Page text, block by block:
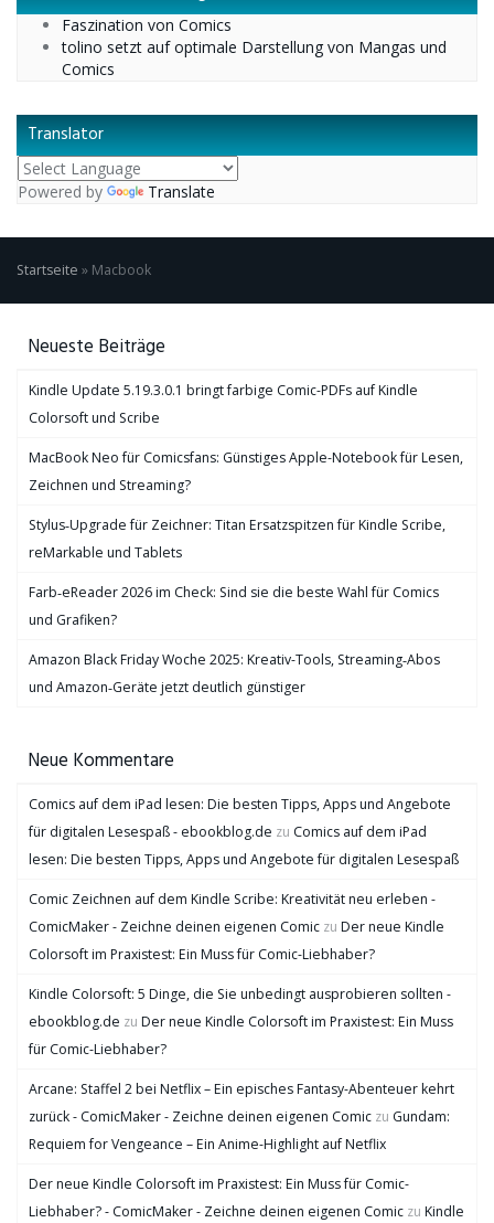
Faszination von Comics
tolino setzt auf optimale Darstellung von Mangas und
Comics
Translator
Powered by Translate
Startseite » Macbook
Neueste Beiträge
Kindle Update 5.19.3.0.1 bringt farbige Comic-PDFs auf Kindle
Colorsoft und Scribe
MacBook Neo für Comicsfans: Günstiges Apple-Notebook für Lesen,
Zeichnen und Streaming?
Stylus‑Upgrade für Zeichner: Titan Ersatzspitzen für Kindle Scribe,
reMarkable und Tablets
Farb‑eReader 2026 im Check: Sind sie die beste Wahl für Comics
und Grafiken?
Amazon Black Friday Woche 2025: Kreativ-Tools, Streaming‑Abos
und Amazon‑Geräte jetzt deutlich günstiger
Neue Kommentare
Comics auf dem iPad lesen: Die besten Tipps, Apps und Angebote
für digitalen Lesespaß - ebookblog.de zu Comics auf dem iPad
lesen: Die besten Tipps, Apps und Angebote für digitalen Lesespaß
Comic Zeichnen auf dem Kindle Scribe: Kreativität neu erleben -
ComicMaker - Zeichne deinen eigenen Comic zu Der neue Kindle
Colorsoft im Praxistest: Ein Muss für Comic-Liebhaber?
Kindle Colorsoft: 5 Dinge, die Sie unbedingt ausprobieren sollten -
ebookblog.de zu Der neue Kindle Colorsoft im Praxistest: Ein Muss
für Comic-Liebhaber?
Arcane: Staffel 2 bei Netflix – Ein episches Fantasy-Abenteuer kehrt
zurück - ComicMaker - Zeichne deinen eigenen Comic zu Gundam:
Requiem for Vengeance – Ein Anime-Highlight auf Netflix
Der neue Kindle Colorsoft im Praxistest: Ein Muss für Comic-
Liebhaber? - ComicMaker - Zeichne deinen eigenen Comic zu Kindle